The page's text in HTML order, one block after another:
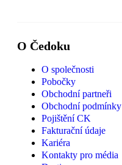
O Čedoku
O společnosti
Pobočky
Obchodní partneři
Obchodní podmínky
Pojištění CK
Fakturační údaje
Kariéra
Kontakty pro média